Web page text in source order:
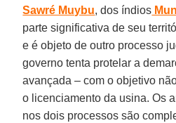
Sawré Muybu, dos índios
parte significativa de seu
e é objeto de outro processo
governo tenta protelar a
avançada – com o objetivo
o licenciamento da usina. Os
nos dois processos são